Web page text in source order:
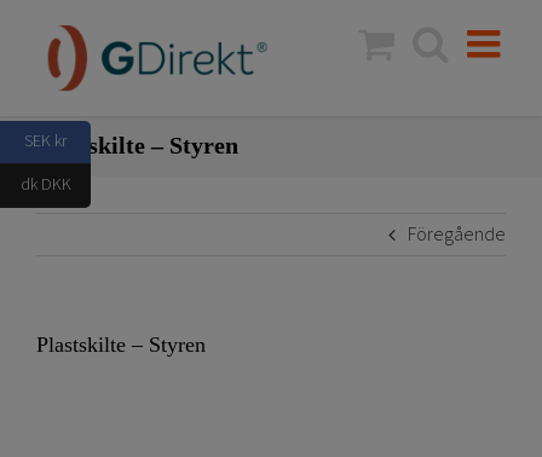
innehållet
Plastskilte – Styren
Föregående
Plastskilte – Styren
SEK kr
dk DKK